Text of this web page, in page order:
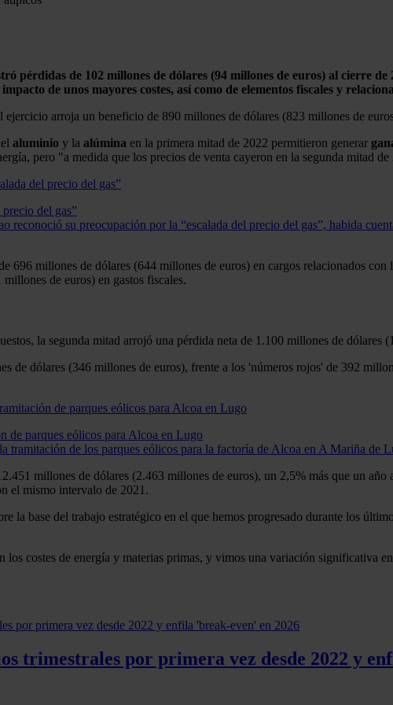
pérdidas de 102 millones de dólares (94 millones de euros) al cierre de
impacto de unos mayores costes, así como de elementos fiscales y
ejercicio arroja un beneficio de 890 millones de dólares (823 millones de
aluminio y la alúmina en la primera mitad de 2022 permitieron generar
pero "a medida que los precios de venta cayeron en la segunda mitad
del gas”
reconoció su preocupación por la “escalada del precio del gas”, habida
696 millones de dólares (644 millones de euros) en cargos relacionados
de euros) en gastos fiscales.
la segunda mitad arrojó una pérdida neta de 1.100 millones de dólares
de dólares (346 millones de euros), frente a los 'números rojos' de 392
de parques eólicos para Alcoa en Lugo
tramitación de los parques eólicos para la factoría de Alcoa en A Mariña de
millones de dólares (2.463 millones de euros), un 2,5% más que un
el mismo intervalo de 2021.
la base del trabajo estratégico en el que hemos progresado durante los
costes de energía y materias primas, y vimos una variación significativa
trimestrales por primera vez desde 2022 y